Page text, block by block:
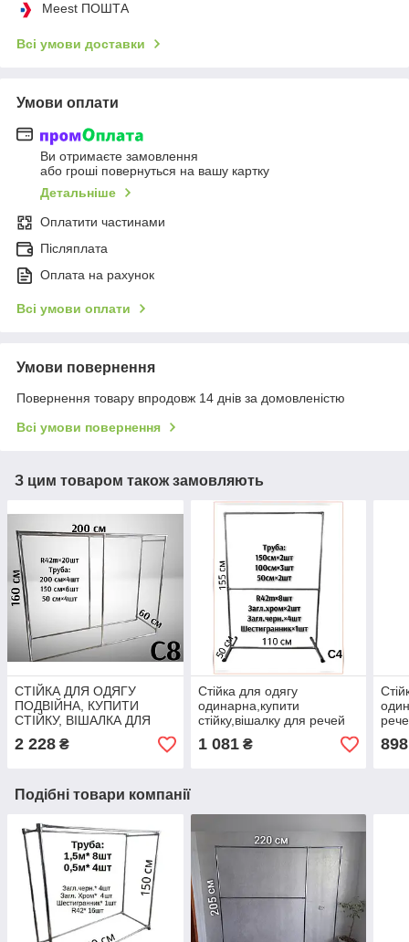
Meest ПОШТА
Всі умови доставки
Умови оплати
Ви отримаєте замовлення
або гроші повернуться на вашу картку
Детальніше
Оплатити частинами
Післяплата
Оплата на рахунок
Всі умови оплати
Умови повернення
Повернення товару впродовж 14 днів за домовленістю
Всі умови повернення
З цим товаром також замовляють
СТІЙКА ДЛЯ ОДЯГУ
ПОДВІЙНА, КУПИТИ
СТІЙКУ, ВІШАЛКА ДЛЯ
РЕЧЕЙ С8
2 228 ₴
Стійка для одягу
одинарна,купити
стійку,вішалку для речей
С4
1 081₴ 898
Подібні товари компанії